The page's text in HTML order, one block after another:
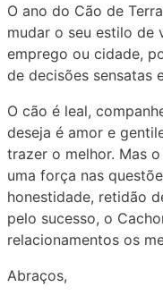
O ano do Cão de
mudar o seu estilo de
emprego ou cidade,
de decisões sensatas
O cão é leal,
deseja é amor e
trazer o melhor. Mas
uma força nas
honestidade, retidão
pelo sucesso, o
relacionamentos os
Abraços,